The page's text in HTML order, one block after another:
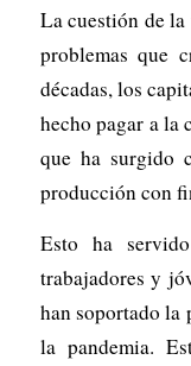
La cuestión de
problemas que
décadas, los
hecho pagar a la
que ha surgido
producción con
Esto ha
trabajadores y
han soportado la
la pandemia.